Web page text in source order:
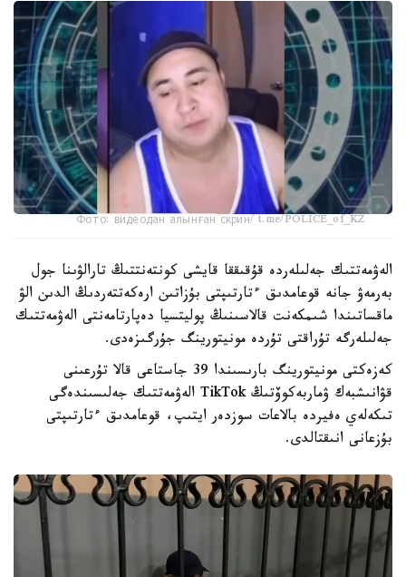
Фото: видеодан алынған скрин/ t.me/POLICE_of_KZ
الەۋمەتتىك جەلىلەردە قۇقىققا قايشى كونتەنتتىڭ تارالۋىنا جول
بەرمەۋ جانە قوعامدىق ءتارتىپتى بۇزاتىن ارەكەتتەردىڭ الدىن الۋ
ماقساتىندا شىمكەنت قالاسىنىڭ پوليتسيا دەپارتامەنتى الەۋمەتتىك
جەلىلەرگە تۇراقتى تۇردە مونيتورينگ جۇرگىزەدى.
كەزەكتى مونيتورينگ بارىسىندا 39 جاستاعى قالا تۇرعىنى
قۋانىشبەك ۋماربەكوۆتىڭ TikTok الەۋمەتتىك جەلىسىندەگى
تىكەلەي ەفيردە بالاعات سوزدەر ايتىپ، قوعامدىق ءتارتىپتى
بۇزعانى انىقتالدى.